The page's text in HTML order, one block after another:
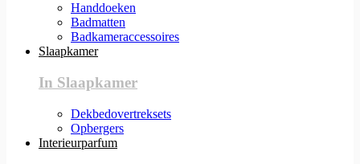
Handdoeken
Badmatten
Badkameraccessoires
Slaapkamer
In Slaapkamer
Dekbedovertreksets
Opbergers
Interieurparfum